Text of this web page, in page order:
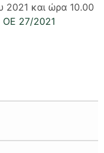
2021 και ώρα 10.00
27/2021